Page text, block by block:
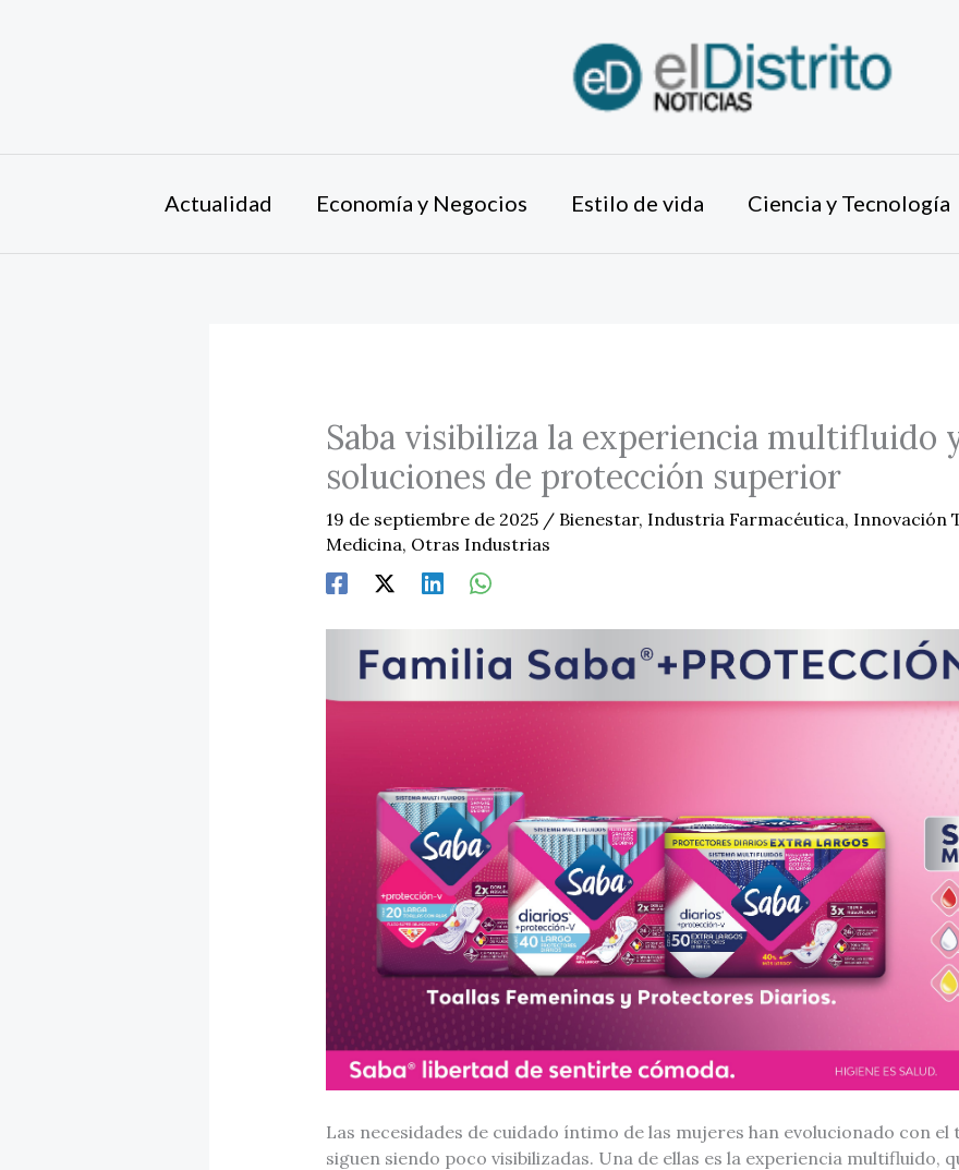
Actualidad Economía y Negocios Estilo de vida Ciencia y Tecnología
Saba visibiliza la experiencia multifluido
soluciones de protección superior
19 de septiembre de 2025 / Bienestar, Industria Farmacéutica, Innovación
Medicina, Otras Industrias
Las necesidades de cuidado íntimo de las mujeres han evolucionado con el
siguen siendo poco visibilizadas. Una de ellas es la experiencia multifluido,